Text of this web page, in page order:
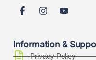
Information &
Privacy Policy